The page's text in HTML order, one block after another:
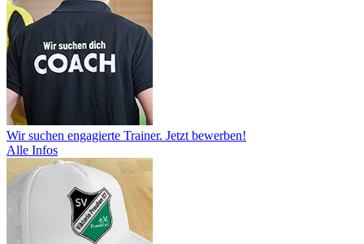
Wir suchen engagierte Trainer. Jetzt bewerben!
Alle Infos